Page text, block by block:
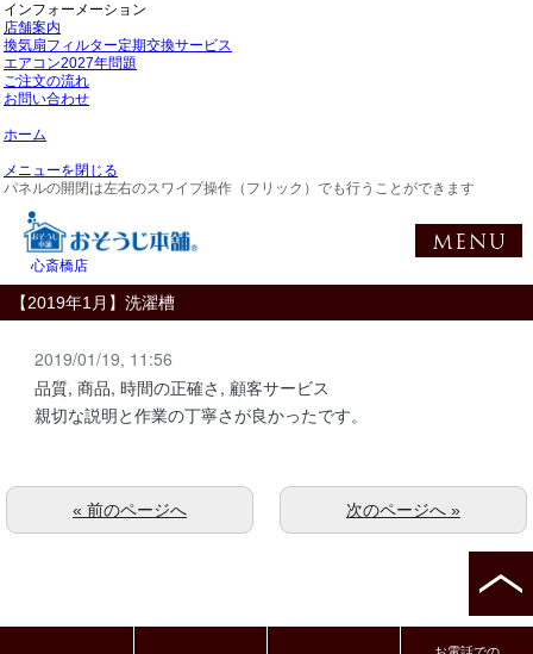
インフォーメーション
店舗案内
換気扇フィルター定期交換サービス
エアコン2027年問題
ご注文の流れ
お問い合わせ
ホーム
メニューを閉じる
パネルの開閉は左右のスワイプ操作（フリック）でも行うことができます
心斎橋店
【2019年1月】洗濯槽
2019/01/19, 11:56
品質, 商品, 時間の正確さ, 顧客サービス
親切な説明と作業の丁寧さが良かったです。
次のページへ »
« 前のページへ
お電話での